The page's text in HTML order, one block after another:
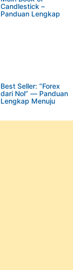
Candlestick –
Panduan Lengkap
Best Seller: “Forex
dari Nol” — Panduan
Lengkap Menuju